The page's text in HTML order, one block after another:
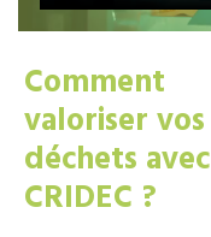
Comment
valoriser vos
déchets avec
CRIDEC ?